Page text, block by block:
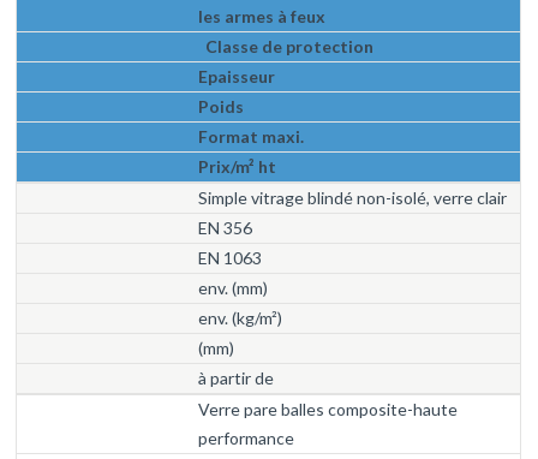
les armes à feux
Classe de protection
Epaisseur
Poids
Format maxi.
Prix/m² ht
Simple vitrage blindé non-isolé, verre clair
EN 356
EN 1063
env. (mm)
env. (kg/m²)
(mm)
à partir de
Verre pare balles composite-haute
performance